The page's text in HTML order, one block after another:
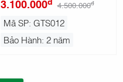
3.100.000 4.500.000đ
Mã SP: GTS012
Bảo Hành: 2 năm